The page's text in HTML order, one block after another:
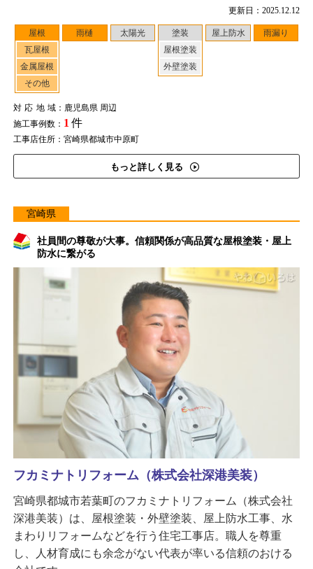
更新日：2025.12.12
屋根
瓦屋根
金属屋根
その他
雨樋 太陽光
塗装
屋根塗装
外壁塗装
屋上防水 雨漏り
対応地域：鹿児島県 周辺
施工事例数： 1 件
工事店住所：宮崎県都城市中原町
もっと詳しく見る
宮崎県
社員間の尊敬が大事。信頼関係が高品質な屋根塗装・屋上
防水に繋がる
フカミナトリフォーム（株式会社深港美装）
宮崎県都城市若葉町のフカミナトリフォーム（株式会社
深港美装）は、屋根塗装・外壁塗装、屋上防水工事、水
まわりリフォームなどを行う住宅工事店。職人を尊重
し、人材育成にも余念がない代表が率いる信頼のおける